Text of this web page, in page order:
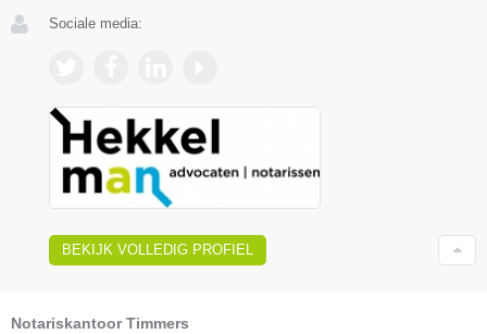
Sociale media:
BEKIJK VOLLEDIG PROFIEL
Notariskantoor Timmers